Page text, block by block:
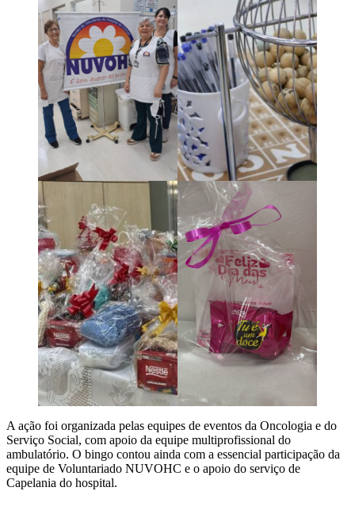
A ação foi organizada pelas equipes de eventos da Oncologia e do
Serviço Social, com apoio da equipe multiprofissional do
ambulatório. O bingo contou ainda com a essencial participação da
equipe de Voluntariado NUVOHC e o apoio do serviço de
Capelania do hospital.